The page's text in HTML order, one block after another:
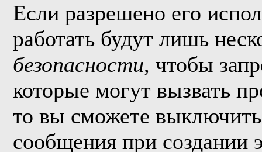
Если разрешено его
работать будут лишь
безопасности, чтобы
которые могут вызвать
то вы сможете выключить
сообщения при создании